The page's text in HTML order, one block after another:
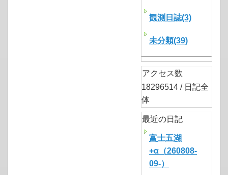
観測日誌(3)
未分類(39)
アクセス数
18296514 / 日記全
体
最近の日記
富士五湖
+α（260808-
09-）